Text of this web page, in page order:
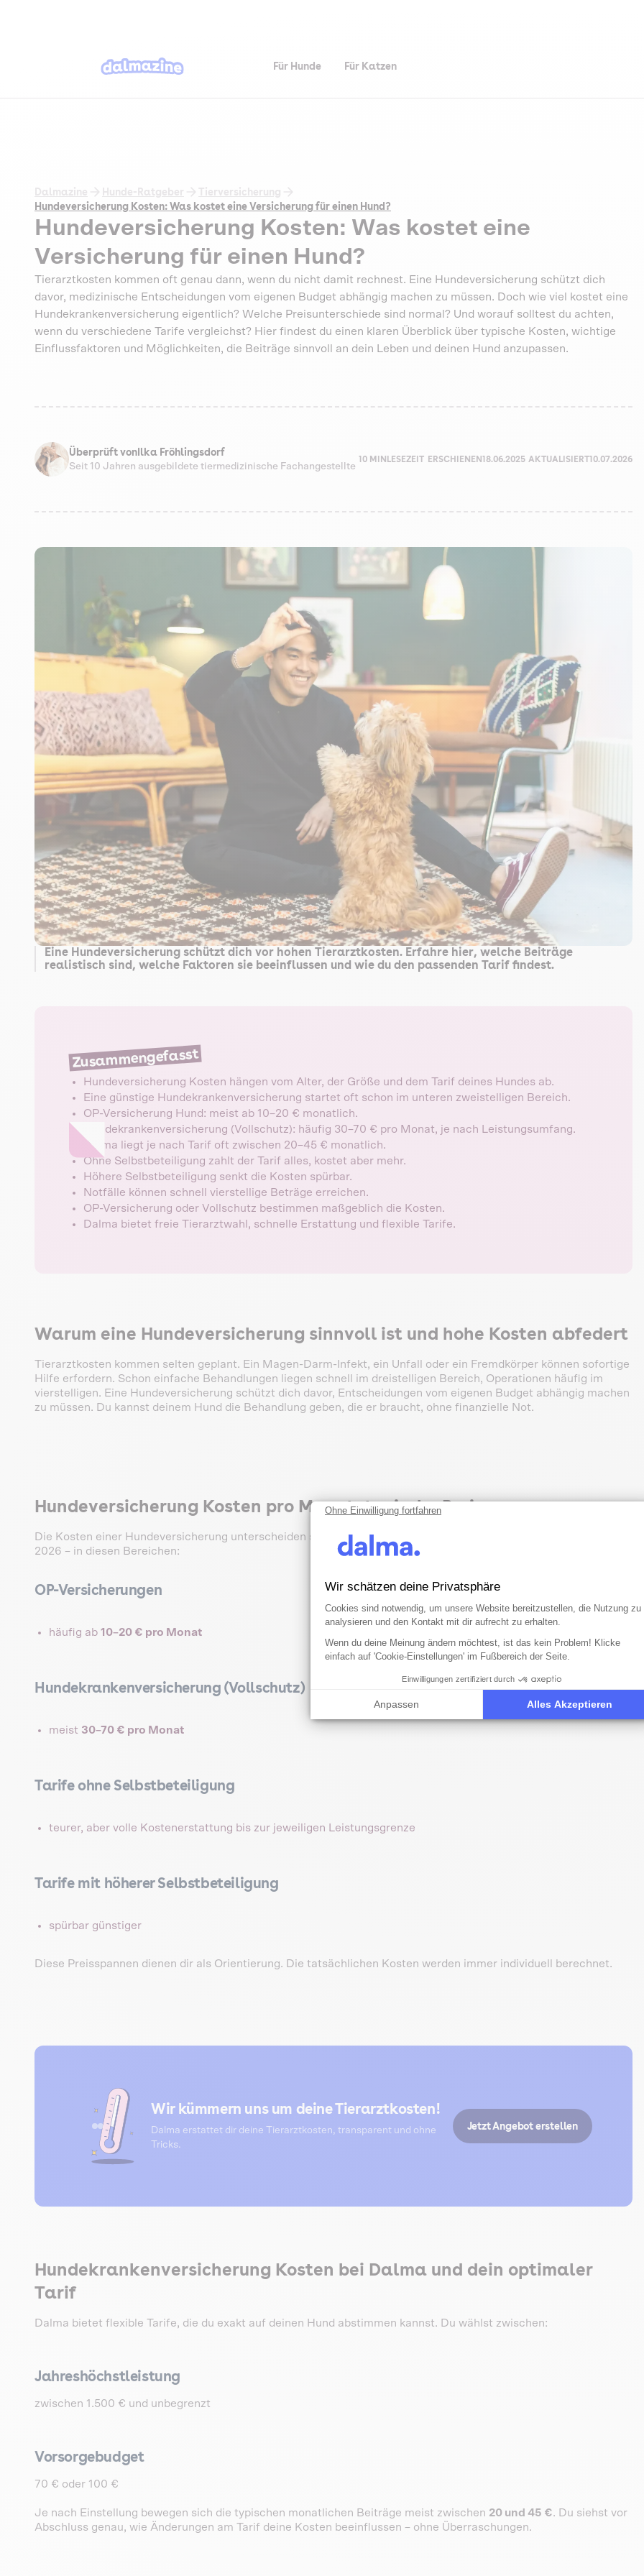
Für Hunde Für Katzen
Dalmazine Hunde-Ratgeber
Tierversicherung
Hundeversicherung Kosten: Was kostet eine Versicherung für einen Hund?
Hundeversicherung Kosten: Was kostet eine
Versicherung für einen Hund?
Tierarztkosten kommen oft genau dann, wenn du nicht damit rechnest. Eine Hundeversicherung schützt dich
davor, medizinische Entscheidungen vom eigenen Budget abhängig machen zu müssen. Doch wie viel kostet eine
Hundekrankenversicherung eigentlich? Welche Preisunterschiede sind normal? Und worauf solltest du achten,
wenn du verschiedene Tarife vergleichst? Hier findest du einen klaren Überblick über typische Kosten, wichtige
Einflussfaktoren und Möglichkeiten, die Beiträge sinnvoll an dein Leben und deinen Hund anzupassen.
Überprüft von Ilka Fröhlingsdorf
Seit 10 Jahren ausgebildete tiermedizinische Fachangestellte
10 MIN LESEZEIT ERSCHIENEN18.06.2025 AKTUALISIERT10.07.2026
Eine Hundeversicherung schützt dich vor hohen Tierarztkosten. Erfahre hier, welche Beiträge
realistisch sind, welche Faktoren sie beeinflussen und wie du den passenden Tarif findest.
Zusammengefasst
Hundeversicherung Kosten hängen vom Alter, der Größe und dem Tarif deines Hundes ab.
Eine günstige Hundekrankenversicherung startet oft schon im unteren zweistelligen Bereich.
OP-Versicherung Hund: meist ab 10–20 € monatlich.
Hundekrankenversicherung (Vollschutz): häufig 30–70 € pro Monat, je nach Leistungsumfang.
Dalma liegt je nach Tarif oft zwischen 20–45 € monatlich.
Ohne Selbstbeteiligung zahlt der Tarif alles, kostet aber mehr.
Höhere Selbstbeteiligung senkt die Kosten spürbar.
Notfälle können schnell vierstellige Beträge erreichen.
OP-Versicherung oder Vollschutz bestimmen maßgeblich die Kosten.
Dalma bietet freie Tierarztwahl, schnelle Erstattung und flexible Tarife.
Warum eine Hundeversicherung sinnvoll ist und hohe Kosten abfedert
Tierarztkosten kommen selten geplant. Ein Magen-Darm-Infekt, ein Unfall oder ein Fremdkörper können sofortige
Hilfe erfordern. Schon einfache Behandlungen liegen schnell im dreistelligen Bereich, Operationen häufig im
vierstelligen. Eine Hundeversicherung schützt dich davor, Entscheidungen vom eigenen Budget abhängig machen
zu müssen. Du kannst deinem Hund die Behandlung geben, die er braucht, ohne finanzielle Not.
Hundeversicherung Kosten pro Monat: typische Preisspannen
Die Kosten einer Hundeversicherung unterscheiden sich je nach Hund und Tarifmodell. Viele Tarife liegen – auch
2026 – in diesen Bereichen:
OP-Versicherungen
häufig ab 10–20 € pro Monat
Hundekrankenversicherung (Vollschutz)
meist 30–70 € pro Monat
Tarife ohne Selbstbeteiligung
teurer, aber volle Kostenerstattung bis zur jeweiligen Leistungsgrenze
Tarife mit höherer Selbstbeteiligung
spürbar günstiger
Diese Preisspannen dienen dir als Orientierung. Die tatsächlichen Kosten werden immer individuell berechnet.
Wir kümmern uns um deine Tierarztkosten!
Dalma erstattet dir deine Tierarztkosten, transparent und ohne
Tricks.
Jetzt Angebot erstellen
Hundekrankenversicherung Kosten bei Dalma und dein optimaler
Tarif
Dalma bietet flexible Tarife, die du exakt auf deinen Hund abstimmen kannst. Du wählst zwischen:
Jahreshöchstleistung
zwischen 1.500 € und unbegrenzt
Vorsorgebudget
70 € oder 100 €
Je nach Einstellung bewegen sich die typischen monatlichen Beiträge meist zwischen 20 und 45 €. Du siehst vor
Abschluss genau, wie Änderungen am Tarif deine Kosten beeinflussen – ohne Überraschungen.
Ohne Einwilligung fortfahren
Wir schätzen deine Privatsphäre
Einwilligungsmanagementplattform:
Cookies sind notwendig, um unsere Website bereitzustellen, die Nutzung zu
analysieren und den Kontakt mit dir aufrecht zu erhalten.
Wenn du deine Meinung ändern möchtest, ist das kein Problem! Klicke
einfach auf 'Cookie-Einstellungen' im Fußbereich der Seite.
Einwilligungen zertifiziert durch
Anpassen Alles Akzeptieren